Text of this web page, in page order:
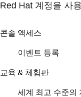
Red Hat 계정을 사
콘솔 액세스
이벤트 등록
교육 & 체험판
세계 최고 수준의